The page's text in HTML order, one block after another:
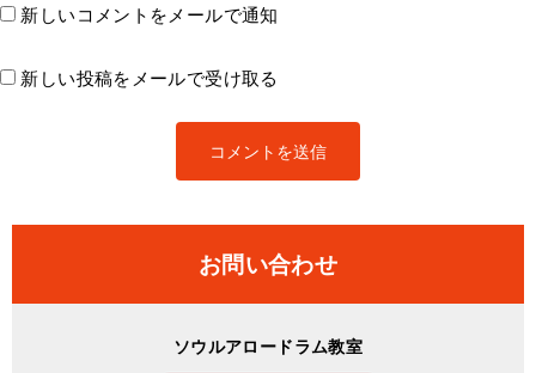
新しいコメントをメールで通知
新しい投稿をメールで受け取る
お問い合わせ
ソウルアロードラム教室